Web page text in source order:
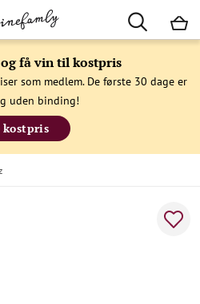
få vin til kostpris
som medlem. De første 30 dage er
uden binding!
kostpris